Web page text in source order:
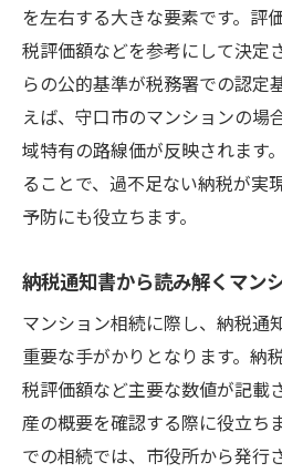
を左右する大きな要素です。評
税評価額などを参考にして決定
らの公的基準が税務署での認定
えば、守口市のマンションの場
域特有の路線価が反映されます
ることで、過不足ない納税が実
予防にも役立ちます。
納税通知書から読み解くマン
マンション相続に際し、納税通
重要な手がかりとなります。納
税評価額など主要な数値が記載
産の概要を確認する際に役立ち
での相続では、市役所から発行